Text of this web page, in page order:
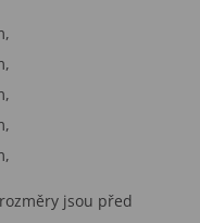
jsou před